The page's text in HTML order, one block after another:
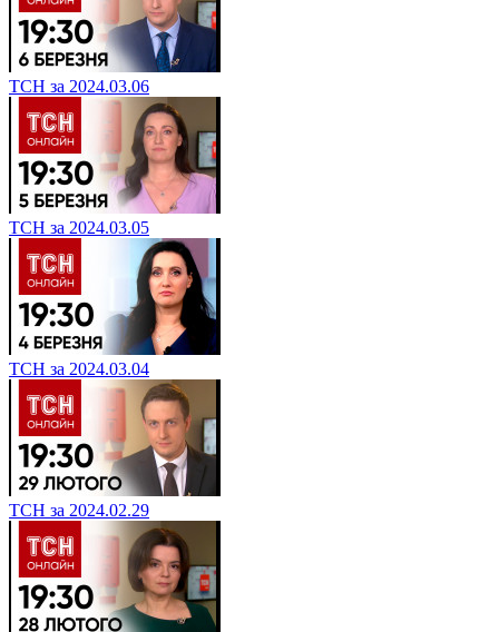
ТСН за 2024.03.06
ТСН за 2024.03.05
ТСН за 2024.03.04
ТСН за 2024.02.29